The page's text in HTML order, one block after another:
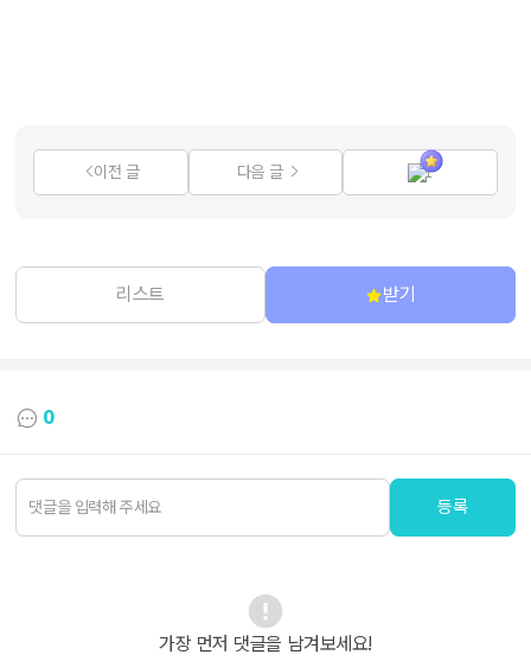
이전 글 다음 글 1
리스트 받기
0
등록
가장 먼저 댓글을 남겨보세요!